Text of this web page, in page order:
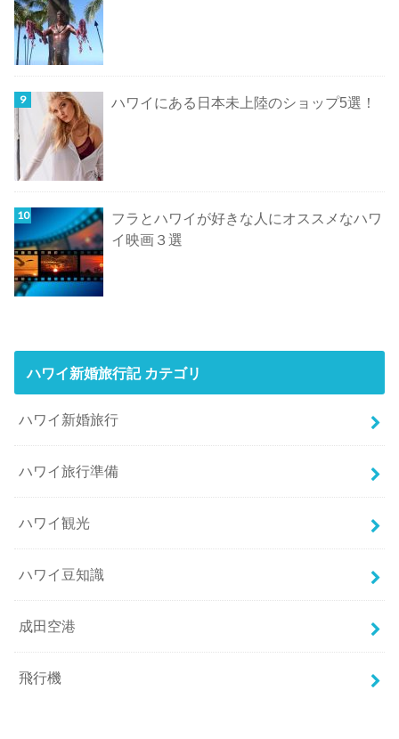
ハワイにある日本未上陸のショップ5選！
フラとハワイが好きな人にオススメなハワ
イ映画３選
ハワイ新婚旅行記 カテゴリ
ハワイ新婚旅行
ハワイ旅行準備
ハワイ観光
ハワイ豆知識
成田空港
飛行機